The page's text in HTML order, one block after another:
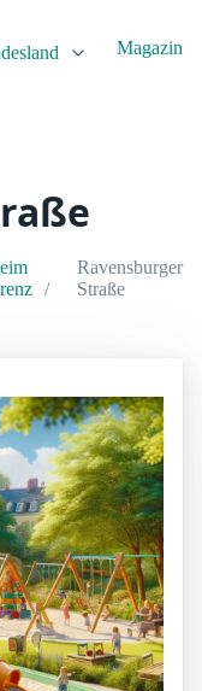
Magazin
Ravensburger
Straße